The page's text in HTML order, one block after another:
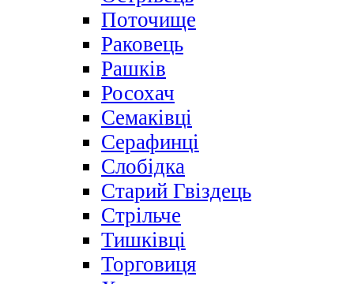
Поточище
Раковець
Рашків
Росохач
Семаківці
Серафинці
Слобідка
Старий Гвіздець
Стрільче
Тишківці
Торговиця